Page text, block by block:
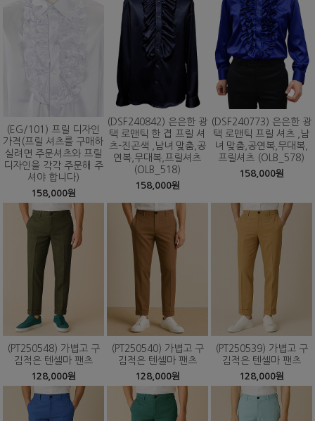
(EG/101) 프릴 디자인
가격(프릴 셔츠를 구매하
실려면 주문셔츠와 프릴
디자인을 각각 주문해 주
셔야 합니다)
158,000원
(DSF240842) 은은한 광
택 로맨틱 한 겹 프릴 셔
츠-진곤색 ,남녀 맞춤,공
연복,무대복,프릴셔츠
(OLB_518)
158,000원
(DSF240773) 은은한 광
택 로맨틱 프릴 셔츠 ,남
녀 맞춤,공연복,무대복,
프릴셔츠 (OLB_578)
158,000원
(PT250548) 가볍고 구
김적은 텐셀마 팬츠
128,000원
(PT250540) 가볍고 구
김적은 텐셀마 팬츠
128,000원
(PT250539) 가볍고 구
김적은 텐셀마 팬츠
128,000원